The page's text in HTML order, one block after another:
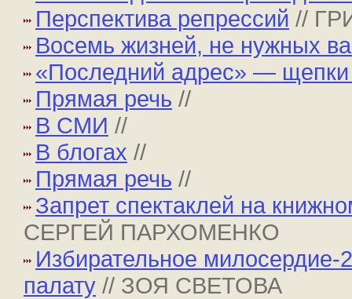
Перспектива репрессий //
Восемь жизней, не нужных
«Последний адрес» — щепки
Прямая речь //
В СМИ //
В блогах //
Прямая речь //
Запрет спектаклей на
СЕРГЕЙ ПАРХОМЕНКО
Избирательное
палату // ЗОЯ СВЕТОВА